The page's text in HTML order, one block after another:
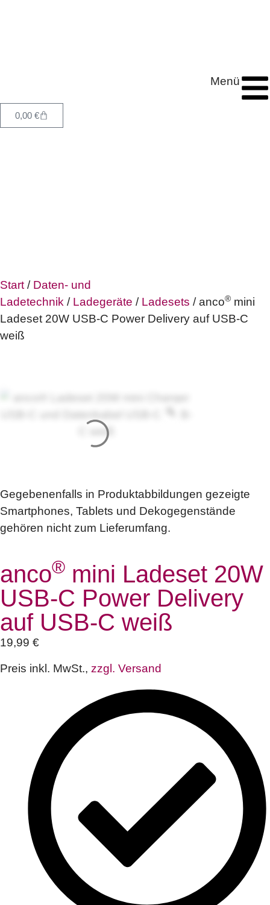
Menü
0,00 €
Start / Daten- und
Ladetechnik / Ladegeräte / Ladesets / anco® mini
Ladeset 20W USB-C Power Delivery auf USB-C
weiß
Gegebenenfalls in Produktabbildungen gezeigte
Smartphones, Tablets und Dekogegenstände
gehören nicht zum Lieferumfang.
anco® mini Ladeset 20W
USB-C Power Delivery
auf USB-C weiß
19,99 €
Preis inkl. MwSt., zzgl. Versand